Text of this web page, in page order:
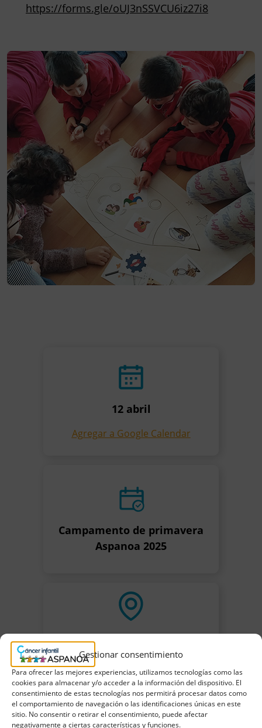
Gestionar consentimiento
Para ofrecer las mejores experiencias, utilizamos tecnologías como las
cookies para almacenar y/o acceder a la información del dispositivo. El
consentimiento de estas tecnologías nos permitirá procesar datos como
el comportamiento de navegación o las identificaciones únicas en este
sitio. No consentir o retirar el consentimiento, puede afectar
negativamente a ciertas características y funciones.
https://forms.gle/oUJ3nSSVCU6iz27i8
12 abril
Agregar a Google Calendar
Campamento de primavera
Aspanoa 2025
Casa de Aspanoa en
Almudévar
¿Cómo llegar? Abre Google Maps